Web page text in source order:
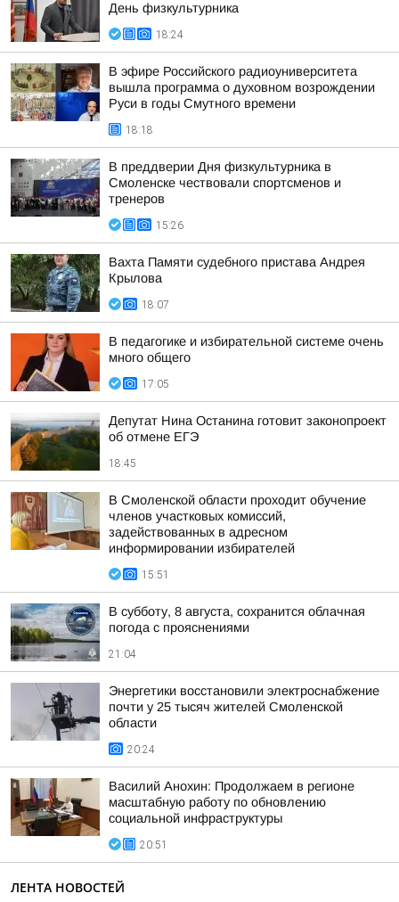
День физкультурника
18:24
В эфире Российского радиоуниверситета
вышла программа о духовном возрождении
Руси в годы Смутного времени
18:18
В преддверии Дня физкультурника в
Смоленске чествовали спортсменов и
тренеров
15:26
Вахта Памяти судебного пристава Андрея
Крылова
18:07
В педагогике и избирательной системе очень
много общего
17:05
Депутат Нина Останина готовит законопроект
об отмене ЕГЭ
18:45
В Смоленской области проходит обучение
членов участковых комиссий,
задействованных в адресном
информировании избирателей
15:51
В субботу, 8 августа, сохранится облачная
погода с прояснениями
21:04
Энергетики восстановили электроснабжение
почти у 25 тысяч жителей Смоленской
области
20:24
Василий Анохин: Продолжаем в регионе
масштабную работу по обновлению
социальной инфраструктуры
20:51
ЛЕНТА НОВОСТЕЙ